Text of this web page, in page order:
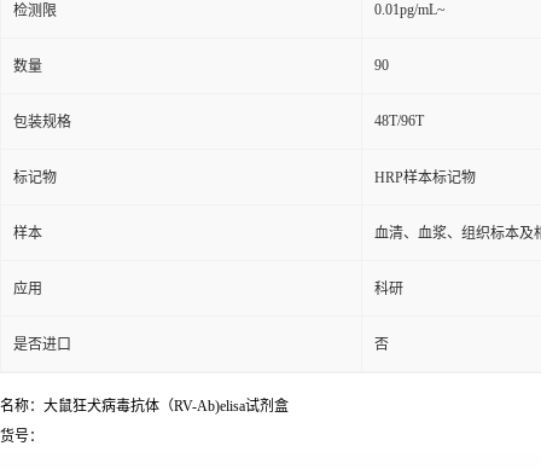
检测限 0.01pg/mL~
数量 90
包装规格 48T/96T
标记物 HRP样本标记物
样本 血清、血浆、组织标本及
应用 科研
是否进口 否
名称：大鼠狂犬病毒抗体（RV-Ab)elisa试剂盒
货号：